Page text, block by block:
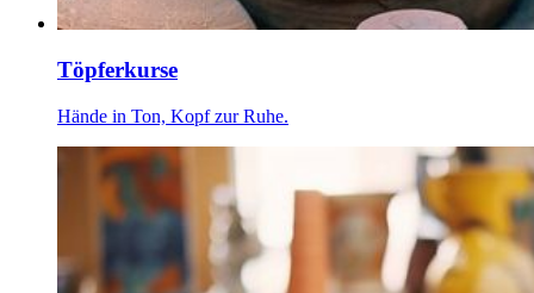
Töpferkurse
Hände in Ton, Kopf zur Ruhe.